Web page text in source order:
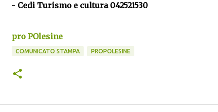
- Cedi Turismo e cultura 042521530
pro POlesine
COMUNICATO STAMPA PROPOLESINE